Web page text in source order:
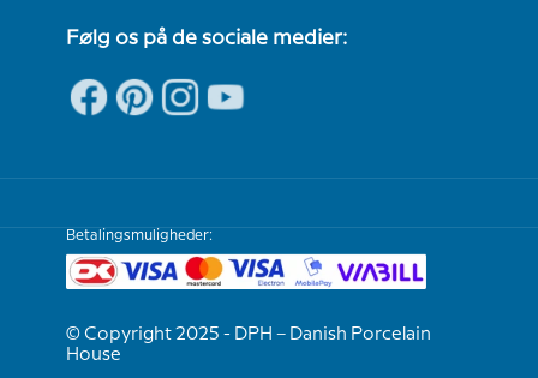
Følg os på de sociale medier:
Betalingsmuligheder:
© Copyright 2025 - DPH – Danish Porcelain
House